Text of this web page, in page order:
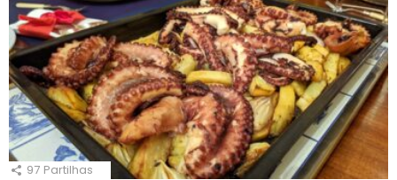
97 Partilhas